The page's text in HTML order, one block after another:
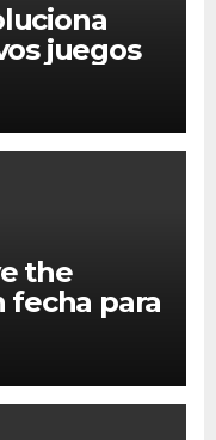
juegos
the
fecha para
de